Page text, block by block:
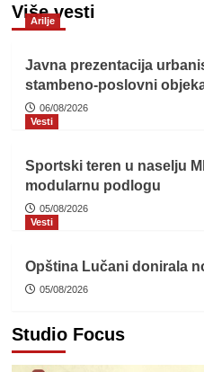
Više vesti
Arilje
Javna prezentacija
stambeno-poslovni
06/08/2026
Vesti
Sportski teren u naselju
modularnu podlogu
05/08/2026
Vesti
Opština Lučani donirala
05/08/2026
Studio Focus